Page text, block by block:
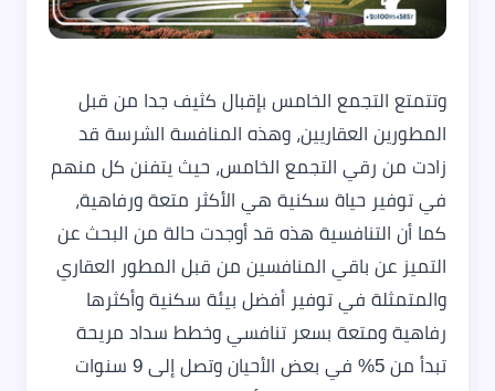
وتتمتع التجمع الخامس بإقبال كثيف جدا من قبل
المطورين العقاريين، وهذه المنافسة الشرسة قد
زادت من رقي التجمع الخامس، حيث يتفنن كل منهم
في توفير حياة سكنية هي الأكثر متعة ورفاهية،
كما أن التنافسية هذه قد أوجدت حالة من البحث عن
التميز عن باقي المنافسين من قبل المطور العقاري
والمتمثلة في توفير أفضل بيئة سكنية وأكثرها
رفاهية ومتعة بسعر تنافسي وخطط سداد مريحة
تبدأ من 5% في بعض الأحيان وتصل إلى 9 سنوات